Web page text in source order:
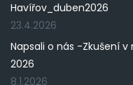
Havířov_duben2026
23.4.2026
Napsali o nás -Zkušení
2026
8.1.2026